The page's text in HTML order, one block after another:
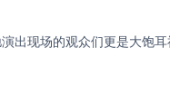
出现场的观众们更是大饱耳